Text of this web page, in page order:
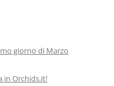
giorno di Marzo
in Orchids.it!